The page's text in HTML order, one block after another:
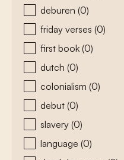
deburen (0)
friday verses (0)
first book (0)
dutch (0)
colonialism (0)
debut (0)
slavery (0)
language (0)